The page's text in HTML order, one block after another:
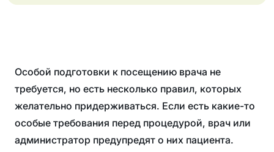
Особой подготовки к посещению врача не
требуется, но есть несколько правил, которых
желательно придерживаться. Если есть какие-то
особые требования перед процедурой, врач или
администратор предупредят о них пациента.